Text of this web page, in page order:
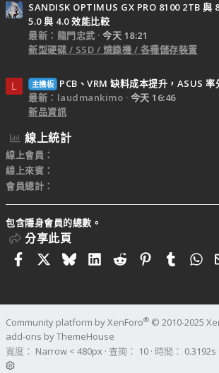
SANDISK OPTIMUS GX PRO 8100 2TB 與
5.0 與 4.0 效能比較
最新：龍門忠武
今天 18:21
新型硬碟 / SSD / 燒錄機 / 各種儲存裝置
L 主機板
PCB、VRM 缺料成本提升，ASUS 率
最新：laudmankimo
今天 16:46
新品資訊
線上統計
線上會員
線上來賓
會員總計
包含隱身會員的總數。
分享此頁
FacebookBlueskyLinkedIn
RedditPinterest
Community platform by XenForo® © 2010-2025
add-ons by ThemeHouse
寬度
查詢 10 時間 0.3192s